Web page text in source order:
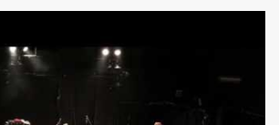
。 セールでも40％ですから、半額ならスト
で買えてしまいます。 ストリングス、金
万弱でなんとかなるんじゃなかろうか。
はKomplete Ultimateにも多数収録されて
初の10分はお二人がシンセでキャッキャと
で色んな極意を離してくれているので見て
シンセの説明書は最初から最後まで読め シ
ても分厚くて読む気にならなかったり、あ